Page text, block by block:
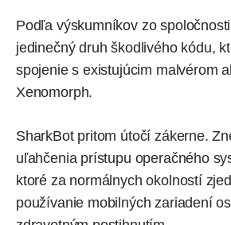
Podľa výskumníkov zo
jedinečný druh škodlivého kódu,
spojenie s existujúcim malvérom
Xenomorph.
SharkBot pritom útočí zákerne.
uľahčenia prístupu operačného
ktoré za normálnych okolností
používanie mobilných zariadení